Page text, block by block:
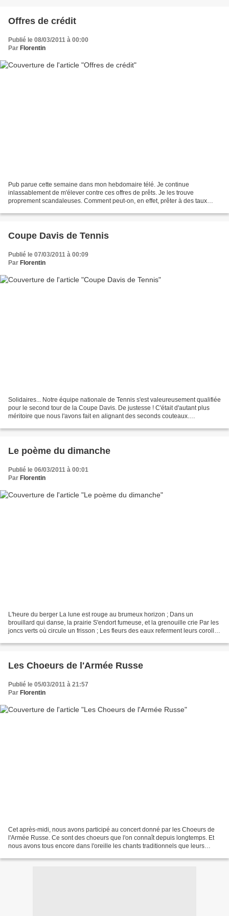
Offres de crédit
Publié le 08/03/2011 à 00:00
Par Florentin
Pub parue cette semaine dans mon hebdomaire télé. Je continue
inlassablement de m'élever contre ces offres de prêts. Je les trouve
proprement scandaleuses. Comment peut-on, en effet, prêter à des taux
Coupe Davis de Tennis
Publié le 07/03/2011 à 00:09
Par Florentin
Solidaires... Notre équipe nationale de Tennis s'est valeureusement qualifiée
pour le second tour de la Coupe Davis. De justesse ! C'était d'autant plus
méritoire que nous l'avons fait en alignant des seconds couteaux.
Le poème du dimanche
Publié le 06/03/2011 à 00:01
Par Florentin
L'heure du berger La lune est rouge au brumeux horizon ; Dans un
brouillard qui danse, la prairie S'endort fumeuse, et la grenouille crie Par les
joncs verts où circule un frisson ; Les fleurs des eaux referment leurs corolles
Les Choeurs de l'Armée Russe
Publié le 05/03/2011 à 21:57
Par Florentin
Cet après-midi, nous avons participé au concert donné par les Choeurs de
l'Armée Russe. Ce sont des choeurs que l'on connaît depuis longtemps. Et
nous avons tous encore dans l'oreille les chants traditionnels que leurs